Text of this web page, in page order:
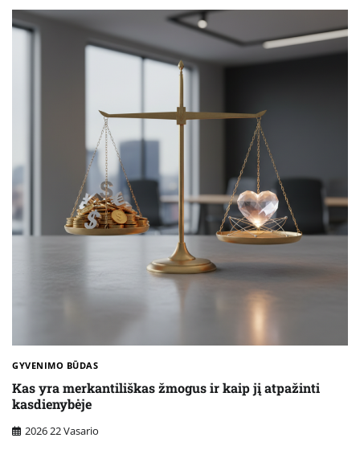
GYVENIMO BŪDAS
Kas yra merkantiliškas žmogus ir kaip jį atpažinti
kasdienybėje
2026 22 Vasario